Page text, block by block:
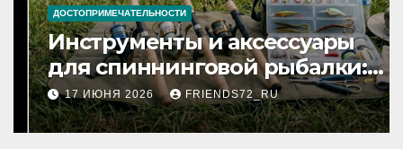
ДОСТОПРИМЕЧАТЕЛЬНОСТИ
Инструменты и аксессуары
для спиннинговой рыбалки:
назначение и типы
17 ИЮНЯ 2026 FRIENDS72_RU